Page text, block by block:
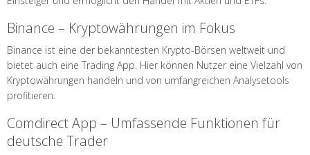
Binance – Kryptowährungen im Fokus
Binance ist eine der bekanntesten Krypto-Börsen weltweit und
bietet auch eine Trading App. Hier können Nutzer eine Vielzahl von
Kryptowährungen handeln und von umfangreichen Analysetools
profitieren.
Comdirect App – Umfassende Funktionen für
deutsche Trader